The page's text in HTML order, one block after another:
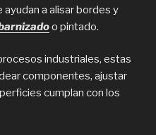
a alisar bordes y
o pintado.
industriales, estas
componentes, ajustar
cumplan con los